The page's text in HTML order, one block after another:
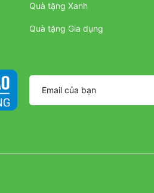
Quà tặng Xanh
Quà tặng Gia dụng